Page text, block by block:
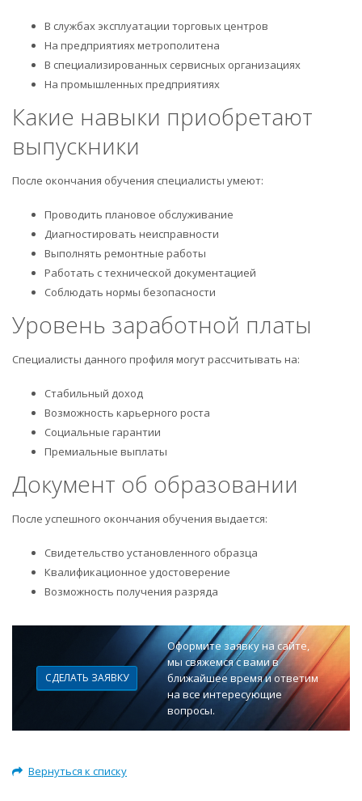
В службах эксплуатации торговых центров
На предприятиях метрополитена
В специализированных сервисных организациях
На промышленных предприятиях
Какие навыки приобретают
выпускники
После окончания обучения специалисты умеют:
Проводить плановое обслуживание
Диагностировать неисправности
Выполнять ремонтные работы
Работать с технической документацией
Соблюдать нормы безопасности
Уровень заработной платы
Специалисты данного профиля могут рассчитывать на:
Стабильный доход
Возможность карьерного роста
Социальные гарантии
Премиальные выплаты
Документ об образовании
После успешного окончания обучения выдается:
Свидетельство установленного образца
Квалификационное удостоверение
Возможность получения разряда
СДЕЛАТЬ ЗАЯВКУ
Оформите заявку на сайте,
мы свяжемся с вами в
ближайшее время и ответим
на все интересующие
вопросы.
Вернуться к списку